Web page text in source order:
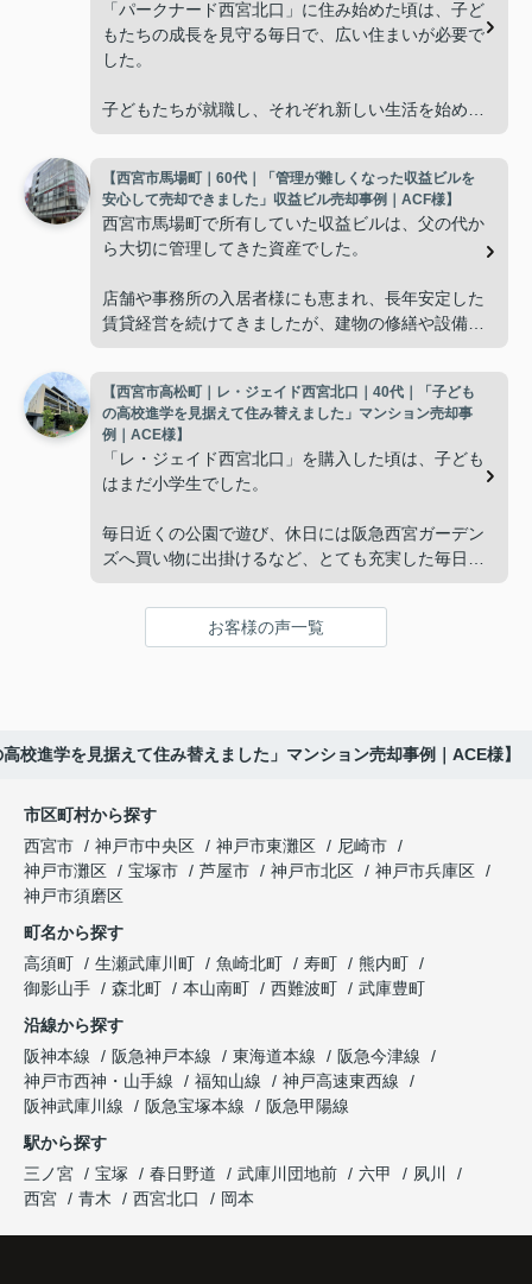
「パークナード西宮北口」に住み始めた頃は、子ど
もたちの成長を見守る毎日で、広い住まいが必要で
した。
子どもたちが就職し、それぞれ新しい生活を始める
使わない部屋が増え、
「今の私たちには少し広すぎるね。」
掃除や管理の負担も考え、夫婦二人にちょうど良い
インフィニティエステートさんへ相談すると、「パ
ークナード西宮北口」の査定だけでなく、住み替え
先とのスケジュールや資金計画まで丁寧にサポート
してくださいました。
販売活動では、西宮北口駅へのアクセス、阪急西宮
ガーデンズ、医療機関や買い物施設など、将来も安
した。
趣味を楽しむ時間が増えました。
これからの暮らしを前向きに考えられるようにな
り、住み替えを決断して本当に良かったと思ってい
ます。
【西宮市馬場町｜60代｜「管理が難しくなった収益ビルを
安心して売却できました」収益ビル売却事例｜ACF様】
西宮市馬場町で所有していた収益ビルは、父の代か
ら大切に管理してきた資産でした。
店舗や事務所の入居者様にも恵まれ、長年安定した
賃貸経営を続けてきましたが、建物の修繕や設備更
子どもたちはそれぞれ別の仕事に就いており、
「将来、このビルの管理を任せるのは難しいかもし
れない。」
と家族で話し合うようになりました。
インフィニティエステートさんへ相談すると、収益
投資家向けの販売方法をご提案いただきました。
「立地も良く、長期保有したい物件です。」
と話され、このビルを大切に運営してくださること
になりました。
長年守ってきた資産を安心して引き継ぐことがで
き、家族全員が納得できる売却となりました。
【西宮市高松町｜レ・ジェイド西宮北口｜40代｜「子ども
の高校進学を見据えて住み替えました」マンション売却事
例｜ACE様】
「レ・ジェイド西宮北口」を購入した頃は、子ども
はまだ小学生でした。
毎日近くの公園で遊び、休日には阪急西宮ガーデン
ズへ買い物に出掛けるなど、とても充実した毎日を
年月が経ち、子どもが高校進学を意識する年齢にな
「レ・ジェイド西宮北口」の査定だけでなく、新居
購入とのタイミングや資金計画についても丁寧に説
明してくださいました。
販売活動では、西宮北口駅へのアクセス、阪急西宮
ガーデンズ、教育施設、商業施設など、このエリア
した。
購入されたご家族は、
と大変喜ばれ、この住まいを選ばれました。
住み替え後は家族それぞれの通勤・通学時間が短く
お客様の声一覧
校進学を見据えて住み替えました」マンション売却事例｜ACE様】
市区町村から探す
西宮市
神戸市中央区 神戸市東灘区
尼崎市
神戸市灘区
宝塚市 芦屋市 神戸市北区
神戸市兵庫区
神戸市須磨区
町名から探す
高須町
生瀬武庫川町 魚崎北町 寿町
熊内町
御影山手
森北町 本山南町 西難波町
武庫豊町
沿線から探す
阪神本線
阪急神戸本線 東海道本線
阪急今津線
神戸市西神・山手線
福知山線
神戸高速東西線
阪神武庫川線
阪急宝塚本線
阪急甲陽線
駅から探す
三ノ宮
宝塚 春日野道 武庫川団地前 六甲
夙川
西宮
青木 西宮北口 岡本